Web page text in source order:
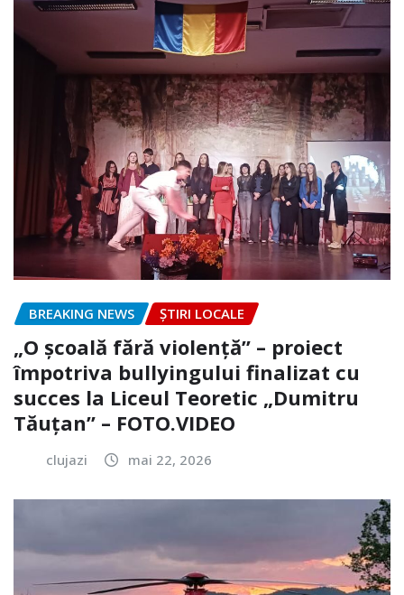
BREAKING NEWS ȘTIRI LOCALE
„O școală fără violență” – proiect
împotriva bullyingului finalizat cu
succes la Liceul Teoretic „Dumitru
Tăuțan” – FOTO.VIDEO
clujazi mai 22, 2026